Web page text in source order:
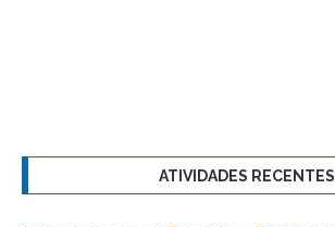
ATIVIDADES RECENTES